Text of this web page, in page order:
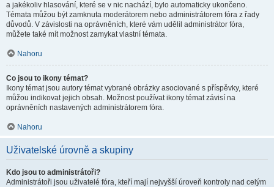
a jakékoliv hlasování, které se v nic nachází, bylo automaticky ukončeno.
Témata můžou být zamknuta moderátorem nebo administrátorem fóra z řady
důvodů. V závislosti na oprávněních, které vám udělil administrátor fóra,
můžete také mít možnost zamykat vlastní témata.
Nahoru
Co jsou to ikony témat?
Ikony témat jsou autory témat vybrané obrázky asociované s příspěvky, které
můžou indikovat jejich obsah. Možnost používat ikony témat závisí na
oprávněních nastavených administrátorem fóra.
Nahoru
Uživatelské úrovně a skupiny
Kdo jsou to administrátoři?
Administrátoři jsou uživatelé fóra, kteří mají nejvyšší úroveň kontroly nad celým